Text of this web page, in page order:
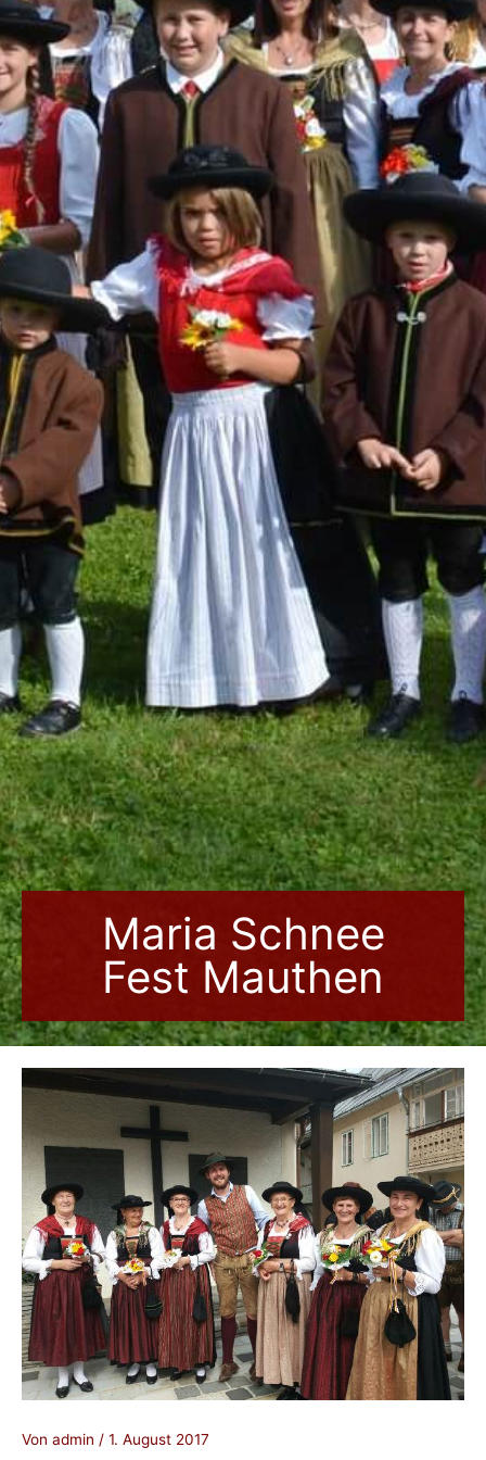
Maria Schnee
Fest Mauthen
Von admin / 1. August 2017